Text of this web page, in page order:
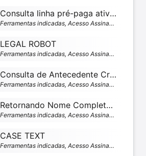
Consulta linha pré-paga ativa cadastrada por CPF
Ferramentas indicadas, Acesso Assinante
LEGAL ROBOT
Ferramentas indicadas, Acesso Assinante
Consulta de Antecedente Criminal
Ferramentas indicadas, Acesso Assinante
Retornando Nome Completo CPF/CNPJ
Ferramentas indicadas, Acesso Assinante
CASE TEXT
Ferramentas indicadas, Acesso Assinante